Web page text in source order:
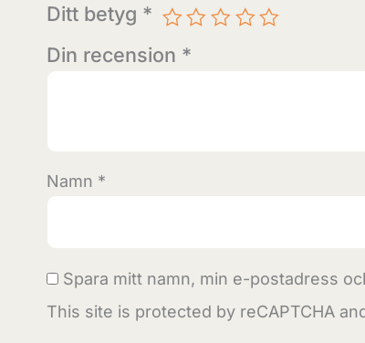
Ditt betyg *
Din recension *
Namn *
Spara mitt namn, min e-postadress
This site is protected by reCAPTCHA